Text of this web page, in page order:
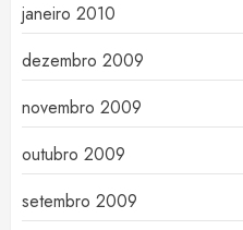
janeiro 2010
dezembro 2009
novembro 2009
outubro 2009
setembro 2009